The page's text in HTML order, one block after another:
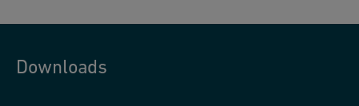
Downloads